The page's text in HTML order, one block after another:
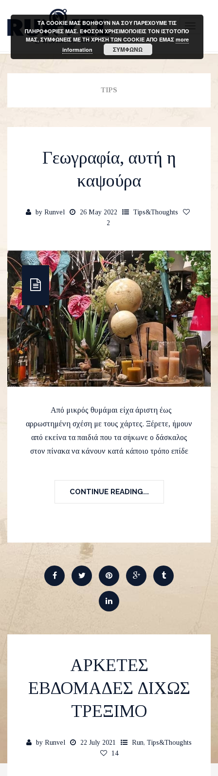
v
TIPS
Γεωγραφία, αυτή η
καψούρα
by Runvel 26 May 2022
Tips&Thoughts
2
Από μικρός θυμάμαι είχα άριστη έως
αρρωστημένη σχέση με τους χάρτες. Ξέρετε, ήμουν
από εκείνα τα παιδιά που τα σήκωνε ο δάσκαλος
στον πίνακα να κάνουν κατά κάποιο τρόπο επίδε
CONTINUE READING...
ΑΡΚΕΤΕΣ
ΕΒΔΟΜΑΔΕΣ ΔΙΧΩΣ
ΤΡΕΞΙΜΟ
by Runvel 22 July 2021 Run, Tips&Thoughts
14
ΤΑ COOKIE ΜΑΣ ΒΟΗΘΟΥΝ ΝΑ ΣΟΥ ΠΑΡΕΧΟΥΜΕ ΤΙΣ
ΠΛΗΡΟΦΟΡΙΕΣ ΜΑΣ. ΕΦΟΣΟΝ ΧΡΗΣΙΜΟΠΟΙΕΙΣ ΤΟΝ ΙΣΤΟΤΟΠΟ
ΜΑΣ, ΣΥΜΦΩΝΕΙΣ ΜΕ ΤΗ ΧΡΗΣΗ ΤΩΝ COOKIE ΑΠΟ ΕΜΑΣ more
information
ΣΥΜΦΩΝΩ